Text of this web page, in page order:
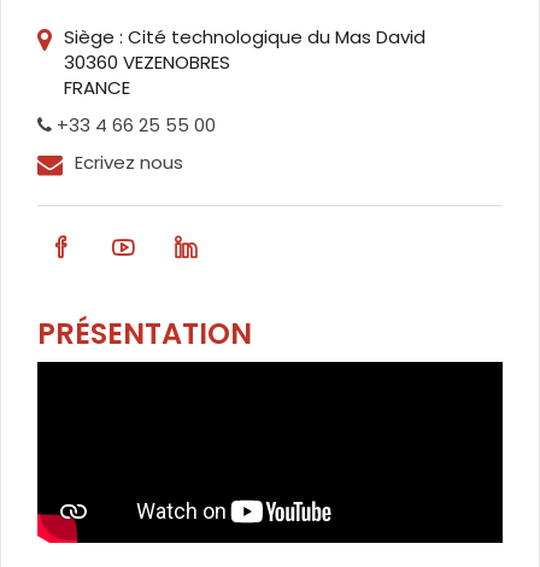
Siège : Cité technologique du Mas David
30360 VEZENOBRES
FRANCE
+33 4 66 25 55 00
Ecrivez nous
PRÉSENTATION